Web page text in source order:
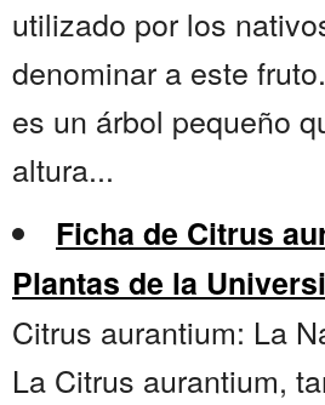
utilizado por los
denominar a este
es un árbol pequeño
altura...
Ficha de Citrus
Plantas de la
Citrus aurantium: La
La Citrus aurantium,